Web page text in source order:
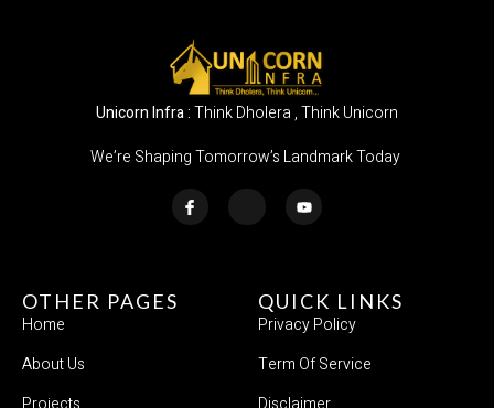
Unicorn Infra :Think Dholera , Think Unicorn
We’re Shaping Tomorrow’s Landmark Today
OTHER PAGES
Home
About Us
QUICK LINKS
Privacy Policy
Term Of Service